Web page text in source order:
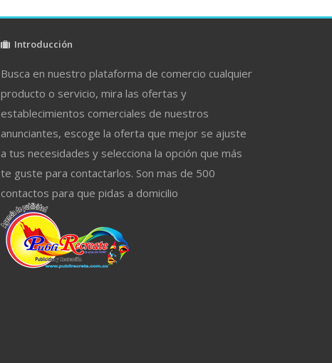
Introducción
Busca en nuestro plataforma de comercio cualquier
producto o servicio, mira las ofertas y
establecimientos comerciales de nuestros
anunciantes, escoge la oferta que mejor se ajuste
a tus necesidades y selecciona la opción que más
te guste para contactarlos. Son mas de 500
contactos para que pidas a domicilio